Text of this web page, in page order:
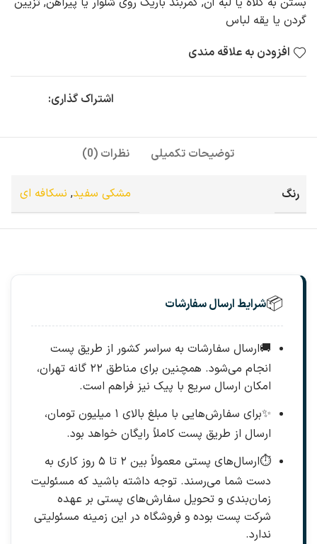
گردن یا یقه لباس
افزودن به علاقه مندی
اشتراک گذاری:
توضیحات تکمیلی نظرات (0)
رنگ مشکی سفید, نسکافه ای
📦شرایط ارسال سفارشات
🚚ارسال سفارشات به سراسر کشور از طریق پست
انجام می‌شود. همچنین برای مناطق ۲۲ گانه تهران،
امکان ارسال سریع با پیک نیز فراهم است.
✨
برای سفارش‌هایی با مبلغ بالای ۱ میلیون تومان،
ارسال از طریق پست کاملاً رایگان خواهد بود.
⏱️
ارسال‌های پستی معمولاً بین ۲ تا ۵ روز کاری به
دست شما می‌رسند. توجه داشته باشید که مسئولیت
زمان‌بندی و تحویل سفارش‌های پستی بر عهده
شرکت پست بوده و فروشگاه در این زمینه مسئولیتی
ندارد.